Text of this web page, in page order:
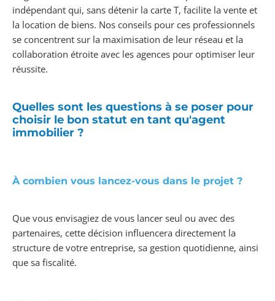
indépendant qui, sans détenir la carte T, facilite la vente et
la location de biens. Nos conseils pour ces professionnels
se concentrent sur la maximisation de leur réseau et la
collaboration étroite avec les agences pour optimiser leur
réussite.
Quelles sont les questions à se poser pour
choisir le bon statut en tant qu'agent
immobilier ?
À combien vous lancez-vous dans le projet ?
Que vous envisagiez de vous lancer seul ou avec des
partenaires, cette décision influencera directement la
structure de votre entreprise, sa gestion quotidienne, ainsi
que sa fiscalité.